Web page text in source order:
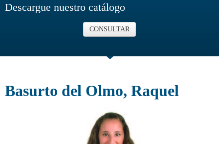
Descargue nuestro catálogo
CONSULTAR
Basurto del Olmo, Raquel